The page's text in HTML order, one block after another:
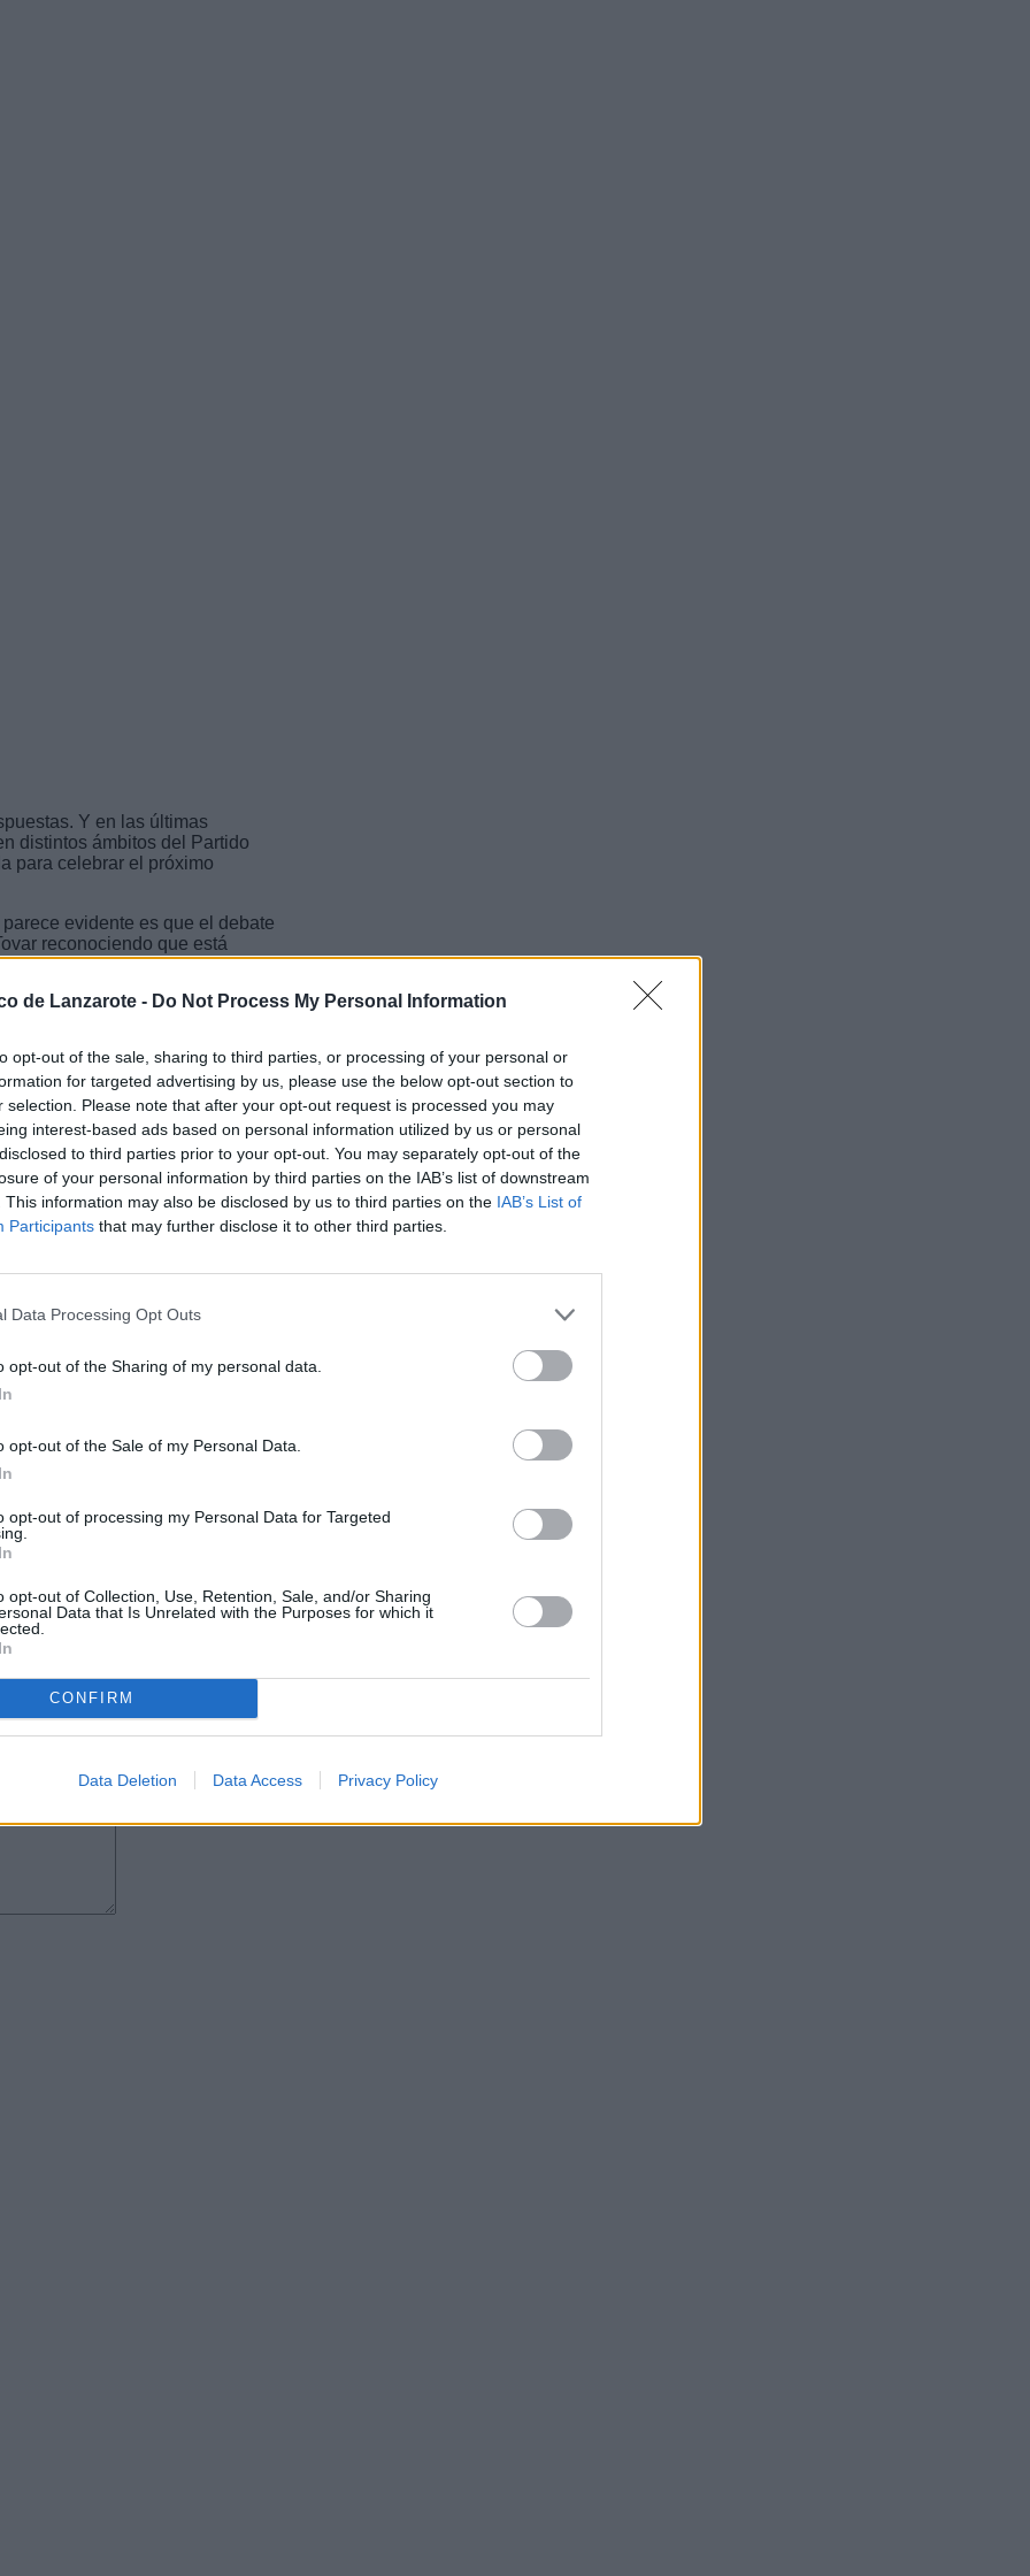
de Lanzarote - Do Not Process My Personal Information
opt-out of the sale, sharing to third parties, or processing of your personal or
for targeted advertising by us, please use the below opt-out section to
selection. Please note that after your opt-out request is processed you may
interest-based ads based on personal information utilized by us or personal
to third parties prior to your opt-out. You may separately opt-out of the
of your personal information by third parties on the IAB’s list of downstream
This information may also be disclosed by us to third parties on the IAB’s List of
Participants that may further disclose it to other third parties.
Data Processing Opt Outs
opt-out of the Sharing of my personal data.
opt-out of the Sale of my Personal Data.
opt-out of processing my Personal Data for Targeted
opt-out of Collection, Use, Retention, Sale, and/or Sharing
Data that Is Unrelated with the Purposes for which it
CONFIRM
Data Deletion Data Access Privacy Policy
Y en las últimas
distintos ámbitos del Partido
para celebrar el próximo
evidente es que el debate
reconociendo que está
un elemento nuevo
la Secretaría General del PP
de la reorganización
su peso orgánico admite
las conversaciones sobre el
no hay nada cerrado.
se encuentre en algún punto
más importantes de los
elegirá una dirección, sino
recta final hacia 2027.
La cuestión es si habrá una
tendrá que elegir entre
a percibirse responden
todavía está por escribirse.
en la conversación política
importantes están más
antes de que se convoque
ese proceso ya está